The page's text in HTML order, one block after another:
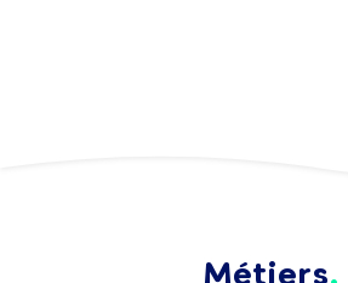
Métiers